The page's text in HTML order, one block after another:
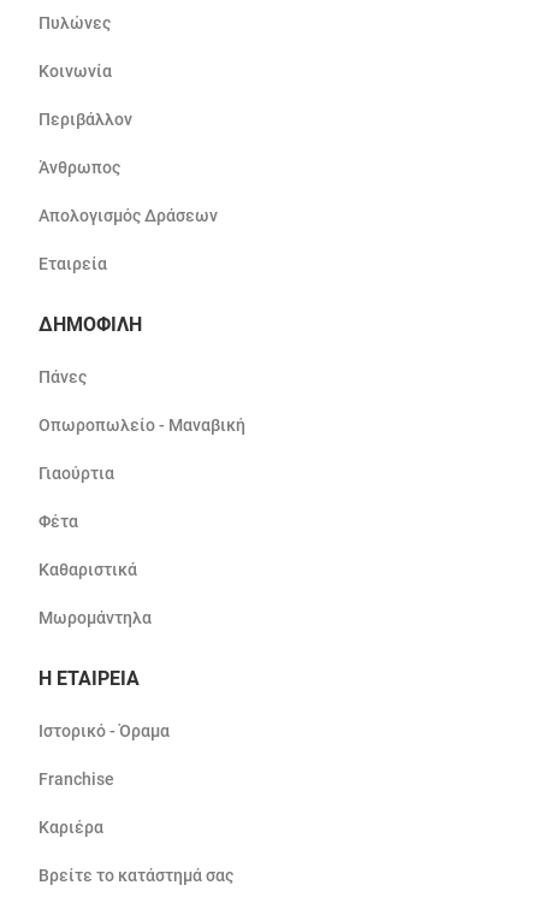
Πυλώνες
Κοινωνία
Περιβάλλον
Άνθρωπος
Απολογισμός Δράσεων
Εταιρεία
ΔΗΜΟΦΙΛΗ
Πάνες
Οπωροπωλείο - Μαναβική
Γιαούρτια
Φέτα
Καθαριστικά
Μωρομάντηλα
Η ΕΤΑΙΡΕΙΑ
Ιστορικό - Όραμα
Franchise
Καριέρα
Βρείτε το κατάστημά σας